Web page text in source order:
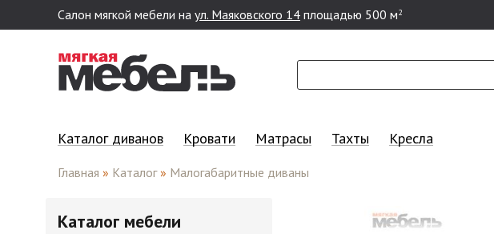
Перейти к основному содержанию
Салон мягкой мебели на ул. Маяковского 14 площадью 500 м2
Каталог диванов Кровати Матрасы Тахты Кресла
Главная » Каталог » Малогабаритные диваны
Каталог мебели